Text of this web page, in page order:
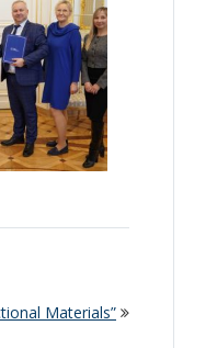
Materials”